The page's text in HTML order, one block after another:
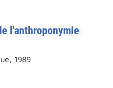
l'anthroponymie
1989